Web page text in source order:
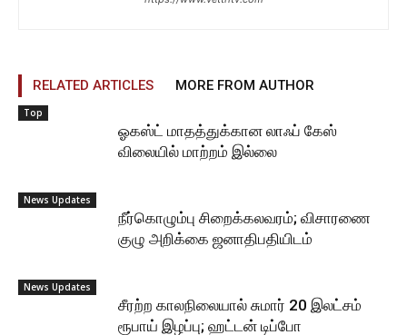
RELATED ARTICLES MORE FROM AUTHOR
Top
ஓகஸ்ட் மாதத்துக்கான லாஃப் கேஸ்
விலையில் மாற்றம் இல்லை
News Updates
நீர்கொழும்பு சிறைக்கலவரம்; விசாரணை
குழு அறிக்கை ஜனாதிபதியிடம்
News Updates
சீரற்ற காலநிலையால் சுமார் 20 இலட்சம்
ரூபாய் இழப்பு; ஹட்டன் டிப்போ